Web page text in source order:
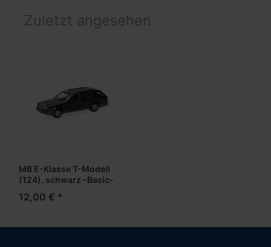
Zuletzt angesehen
MB E-Klasse T-Modell
(124), schwarz -Basic-
12,00 € *